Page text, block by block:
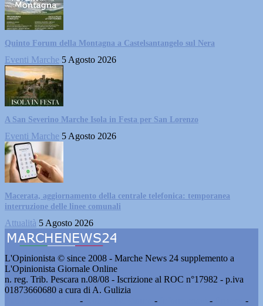
Quinto Forum della Montagna a Castelsantangelo sul Nera
Eventi Marche 5 Agosto 2026
A San Severino Marche Isola in Festa per San Lorenzo
Eventi Marche 5 Agosto 2026
Macerata, aggiornamento della centrale telefonica: temporanea
interruzione delle linee comunali
Attualità 5 Agosto 2026
L'Opinionista © since 2008 - Marche News 24 supplemento a
L'Opinionista Giornale Online
n. reg. Trib. Pescara n.08/08 - Iscrizione al ROC n°17982 - p.iva
01873660680 a cura di A. Gulizia
- - -
-